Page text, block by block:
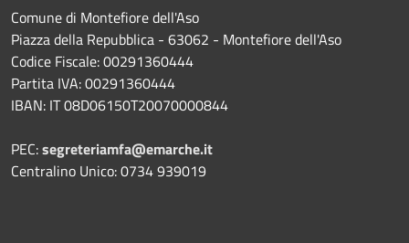
Comune di Montefiore dell'Aso
Piazza della Repubblica - 63062 - Montefiore dell'Aso
Codice Fiscale: 00291360444
Partita IVA: 00291360444
IBAN: IT 08D06150T20070000844
PEC:segreteriamfa@emarche.it
Centralino Unico: 0734 939019